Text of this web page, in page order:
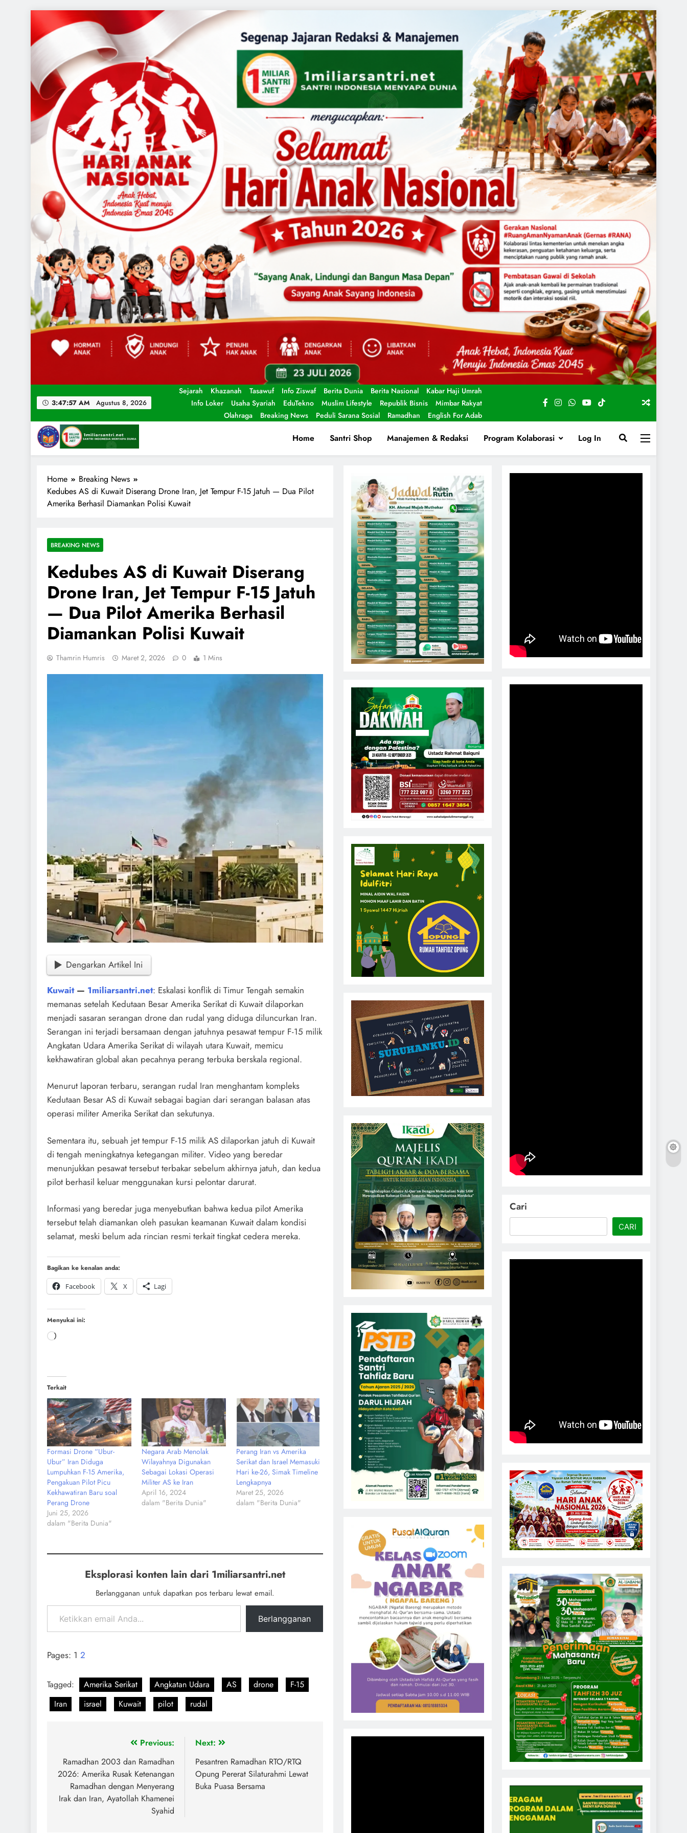
3:47:59 AM Agustus 8, 2026
Sejarah Khazanah Tasawuf Info Ziswaf Berita Dunia Berita Nasional
Kabar Haji Umrah
Info Loker
Usaha Syariah EduTekno Muslim Lifestyle Republik Bisnis
Mimbar Rakyat
Olahraga
Breaking News Peduli Sarana Sosial Ramadhan English For Adab
1miliarsantri.net
Home Santri Shop Manajemen & Redaksi Program Kolaborasi Log In
Home
Breaking News
Kedubes AS di Kuwait Diserang Drone Iran, Jet Tempur F-15 Jatuh — Dua Pilot
Amerika Berhasil Diamankan Polisi Kuwait
BREAKING NEWS
Kedubes AS di Kuwait Diserang
Drone Iran, Jet Tempur F-15 Jatuh
— Dua Pilot Amerika Berhasil
Diamankan Polisi Kuwait
Thamrin Humris Maret 2, 2026 0 1 Mins
Dengarkan Artikel Ini
Kuwait — 1miliarsantri.net: Eskalasi konflik di Timur Tengah semakin
memanas setelah Kedutaan Besar Amerika Serikat di Kuwait dilaporkan
menjadi sasaran serangan drone dan rudal yang diduga diluncurkan Iran.
Serangan ini terjadi bersamaan dengan jatuhnya pesawat tempur F-15 milik
Angkatan Udara Amerika Serikat di wilayah utara Kuwait, memicu
kekhawatiran global akan pecahnya perang terbuka berskala regional.
Menurut laporan terbaru, serangan rudal Iran menghantam kompleks
Kedutaan Besar AS di Kuwait sebagai bagian dari serangan balasan atas
operasi militer Amerika Serikat dan sekutunya.
Sementara itu, sebuah jet tempur F-15 milik AS dilaporkan jatuh di Kuwait
di tengah meningkatnya ketegangan militer. Video yang beredar
menunjukkan pesawat tersebut terbakar sebelum akhirnya jatuh, dan kedua
pilot berhasil keluar menggunakan kursi pelontar darurat.
Informasi yang beredar juga menyebutkan bahwa kedua pilot Amerika
tersebut telah diamankan oleh pasukan keamanan Kuwait dalam kondisi
selamat, meski belum ada rincian resmi terkait tingkat cedera mereka.
Bagikan ke kenalan anda:
Facebook
X Lagi
Menyukai ini:
Terkait
Formasi Drone “Ubur-
Ubur” Iran Diduga
Lumpuhkan F-15 Amerika,
Pengakuan Pilot Picu
Kekhawatiran Baru soal
Perang Drone
Juni 25, 2026
dalam "Berita Dunia"
Negara Arab Menolak
Wilayahnya Digunakan
Sebagai Lokasi Operasi
Militer AS ke Iran
April 16, 2024
dalam "Berita Dunia"
Perang Iran vs Amerika
Serikat dan Israel Memasuki
Hari ke-26, Simak Timeline
Lengkapnya
Maret 25, 2026
dalam "Berita Dunia"
Eksplorasi konten lain dari 1miliarsantri.net
Berlangganan untuk dapatkan pos terbaru lewat email.
Berlangganan
Pages: 1 2
Tagged: Amerika Serikat Angkatan Udara AS drone
F-15
Iran
israel Kuwait pilot rudal
Previous:
Ramadhan 2003 dan Ramadhan
2026: Amerika Rusak Ketenangan
Ramadhan dengan Menyerang
Irak dan Iran, Ayatollah Khamenei
Syahid
Next:
Pesantren Ramadhan RTO/RTQ
Opung Pererat Silaturahmi Lewat
Buka Puasa Bersama
Cari
CARI